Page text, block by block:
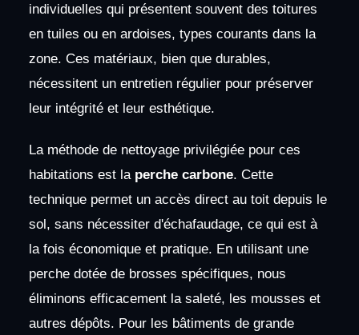
individuelles qui présentent souvent des toitures
en tuiles ou en ardoises, types courants dans la
zone. Ces matériaux, bien que durables,
nécessitent un entretien régulier pour préserver
leur intégrité et leur esthétique.
La méthode de nettoyage privilégiée pour ces
habitations est la perche carbone. Cette
technique permet un accès direct au toit depuis le
sol, sans nécessiter d'échafaudage, ce qui est à
la fois économique et pratique. En utilisant une
perche dotée de brosses spécifiques, nous
éliminons efficacement la saleté, les mousses et
autres dépôts. Pour les bâtiments de grande